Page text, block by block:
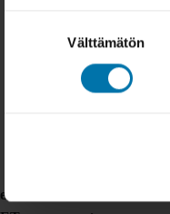
Välttämätön